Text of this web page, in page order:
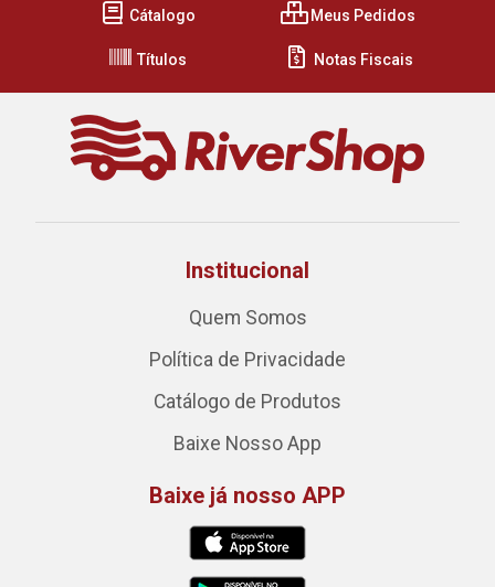
Cátalogo Meus Pedidos
Títulos Notas Fiscais
Institucional
Quem Somos
Política de Privacidade
Catálogo de Produtos
Baixe Nosso App
Baixe já nosso APP